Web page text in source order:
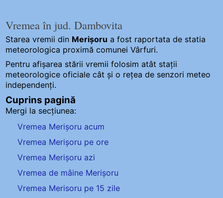
Vremea în jud. Dambovita
Starea vremii din Merișoru a fost raportata de statia
meteorologica proximă comunei Vârfuri.
Pentru afișarea stării vremii folosim atât stații
meteorologice oficiale cât și o rețea de senzori meteo
independenți.
Cuprins pagină
Mergi la secțiunea:
Vremea Merișoru acum
Vremea Merișoru pe ore
Vremea Merișoru azi
Vremea de mâine Merișoru
Vremea Merisoru pe 15 zile